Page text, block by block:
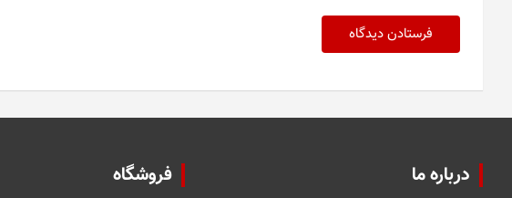
درباره ما فروشگاه